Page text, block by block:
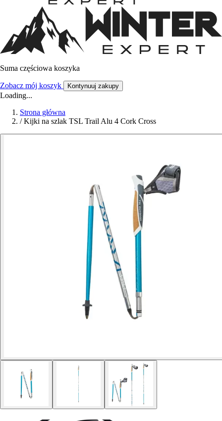
Suma częściowa koszyka
Zobacz mój koszyk Kontynuuj zakupy
Loading...
Strona główna
/ Kijki na szlak TSL Trail Alu 4 Cork Cross